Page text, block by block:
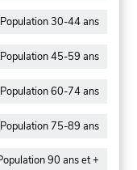
Population 30-44 ans
Population 45-59 ans
Population 60-74 ans
Population 75-89 ans
90 ans et +